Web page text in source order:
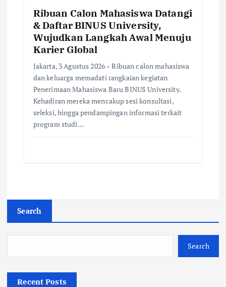
Ribuan Calon Mahasiswa Datangi
& Daftar BINUS University,
Wujudkan Langkah Awal Menuju
Karier Global
Jakarta, 3 Agustus 2026 – Ribuan calon mahasiswa
dan keluarga memadati rangkaian kegiatan
Penerimaan Mahasiswa Baru BINUS University.
Kehadiran mereka mencakup sesi konsultasi,
seleksi, hingga pendampingan informasi terkait
program studi…
Search
Search
Recent Posts